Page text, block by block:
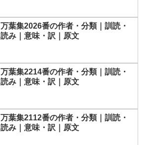
万葉集2026番の作者・分類｜訓読・
読み｜意味・訳｜原文
万葉集2214番の作者・分類｜訓読・
読み｜意味・訳｜原文
万葉集2112番の作者・分類｜訓読・
読み｜意味・訳｜原文